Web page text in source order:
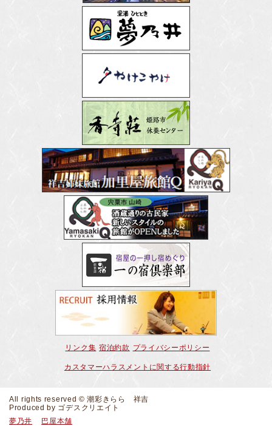
リンク集 宿泊約款 プライバシーポリシー
カスタマーハラスメントに関する行動指針
All rights reserved © 潮彩きらら 祥吉
Produced by ゴデスクリエイト
夢乃井
巴屋本舗